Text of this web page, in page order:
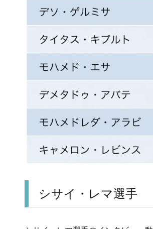
シサイ・レマ選手